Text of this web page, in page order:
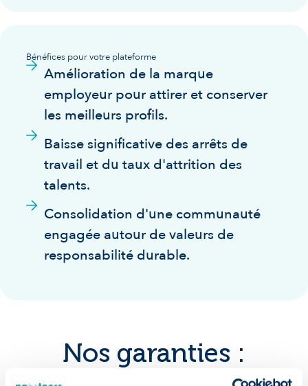
Bénéfices pour votre plateforme
Amélioration de la marque
employeur pour attirer et conserver
les meilleurs profils.
Baisse significative des arrêts de
travail et du taux d'attrition des
talents.
Consolidation d'une communauté
engagée autour de valeurs de
responsabilité durable.
Nos garanties :